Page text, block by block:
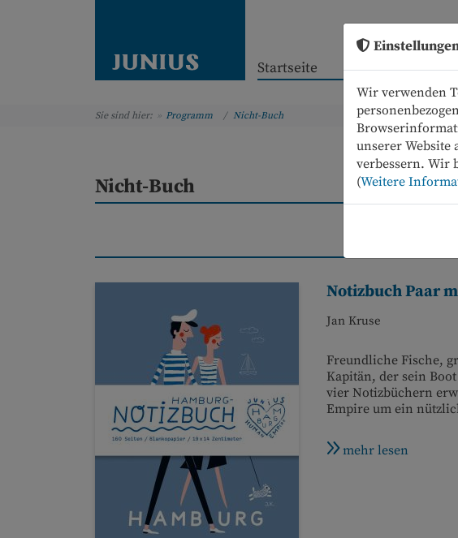
Wir verwenden
unserer Website
verbessern. Wir
(Weitere
Startseite Neue
Sie sind hier: Programm Nicht-Buch
Nicht-Buch
Notizbuch Paar
Jan Kruse
Freundliche Fische,
Kapitän, der sein
vier Notizbüchern
Empire um ein
mehr lesen